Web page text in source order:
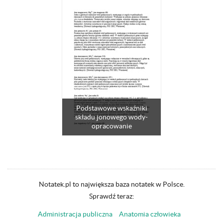
Podstawowe wskaźniki
składu jonowego wody-
opracowanie
Notatek.pl to największa baza notatek w Polsce.
Sprawdź teraz:
Administracja publiczna Anatomia człowieka